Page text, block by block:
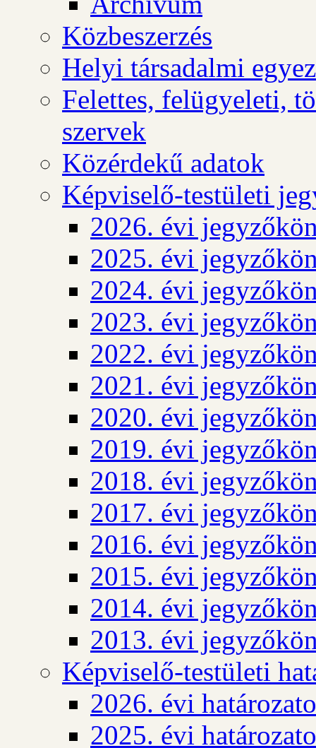
Közbeszerzés
Helyi társadalmi
Felettes, felügyeleti,
szervek
Közérdekű adatok
Képviselő-testületi
2026. évi
2025. évi
2024. évi
2023. évi
2022. évi
2021. évi
2020. évi
2019. évi
2018. évi
2017. évi
2016. évi
2015. évi
2014. évi
2013. évi
Képviselő-testületi
2026. évi
2025. évi